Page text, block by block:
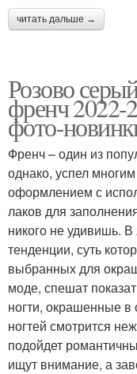
читать дальше →
Розово
френч 2022-
фото-
Френч – один из
однако, успел
оформлением с
лаков для
никого не удивишь.
тенденции, суть
выбранных для
моде, спешат
ногти, окрашенные в
ногтей смотрится
подойдет
ищут внимание, а